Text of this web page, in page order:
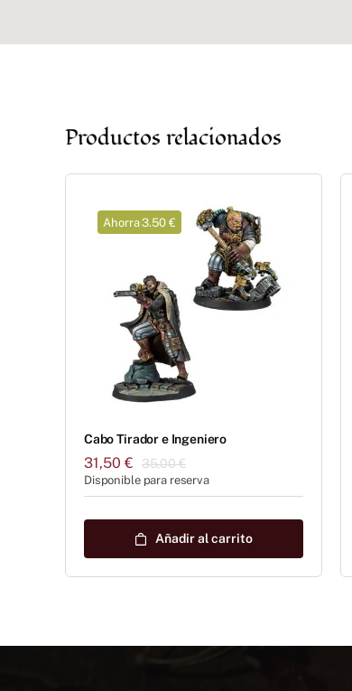
Productos relacionados
Ahorra 3.50 €
Cabo Tirador e Ingeniero
35,00€El
precio
era:
31,50€
El
precio
es:
Disponible para reserva
Añadir al carrito